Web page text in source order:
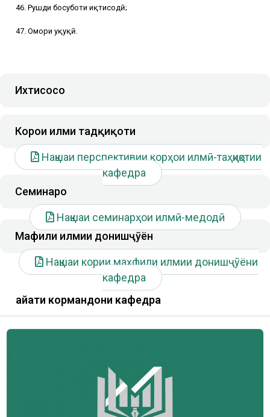
46. Рушди босуботи иқтисодӣ;
47. Омори ҳуқуқӣ.
Ихтисосҳо
Корҳои илми тадқиқоти
Нақшаи перспективии корҳои илмӣ-таҳқиқотии
кафедра
Семинарҳо
Нақшаи семинарҳои илмӣ-медодӣ
Маҳфили илмии донишҷӯён
Нақшаи кории маҳфили илмии донишҷӯёни
кафедра
Ҳайати кормандони кафедра